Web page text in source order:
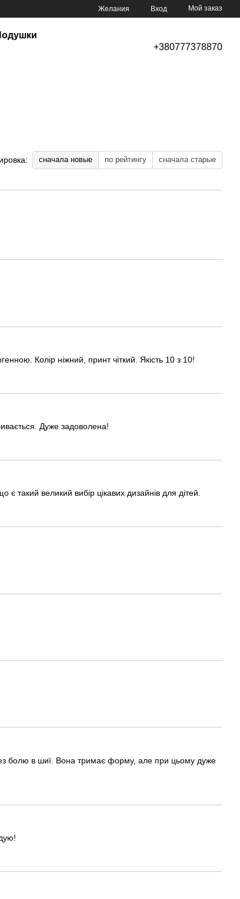
Желания Вход Мой заказ
+380777378870
сначала новые по рейтингу сначала старые
Колір ніжний, принт чіткий. Якість 10 з 10!
Дуже задоволена!
такий великий вибір цікавих дизайнів для дітей.
болю в шиї. Вона тримає форму, але при цьому дуже